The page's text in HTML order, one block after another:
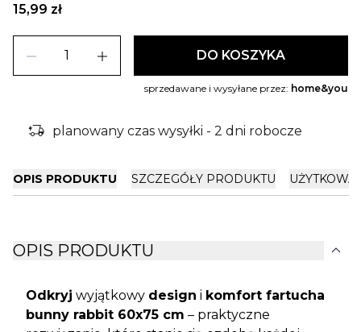
15,99 zł
remove add DO KOSZYKA
sprzedawane i wysyłane przez: home&you
delivery_truck_bolt planowany czas wysyłki - 2 dni robocze
OPIS PRODUKTU SZCZEGÓŁY PRODUKTU
OPIS PRODUKTU expand_more
Odkryj wyjątkowy design i komfort fartucha
bunny rabbit 60x75 cm – praktyczne